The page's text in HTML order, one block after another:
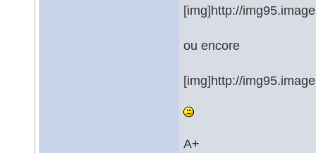
[img]http://
ou encore
[img]http://
A+